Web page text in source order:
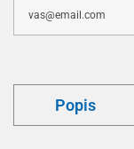
Popis